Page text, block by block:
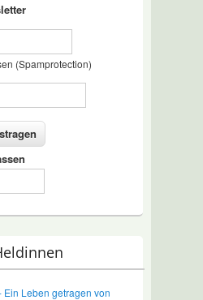
(Spamprotection)
Leben getragen von